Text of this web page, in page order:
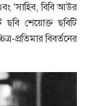
‘সাহিব, বিবি আউর
শেয়ােক্ত ছবিটি
প্রতিমার বিবর্তনের